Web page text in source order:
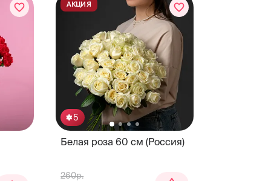
5
Белая роза 60 см (Россия)
АКЦИЯ
260р.